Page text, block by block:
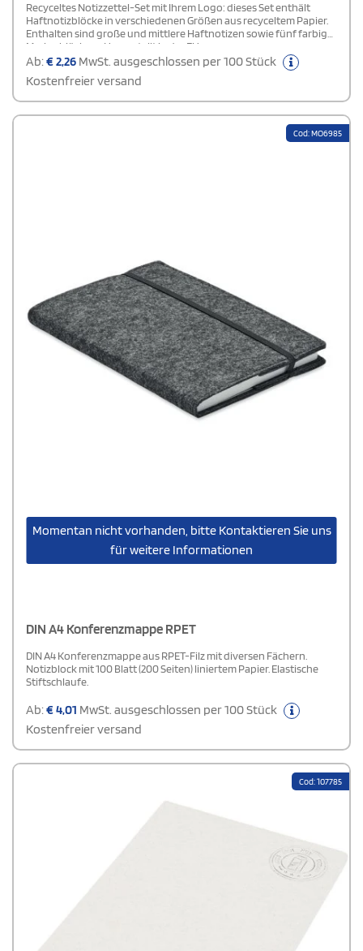
Recyceltes Notizzettel-Set mit Ihrem Logo: dieses Set enthält
Haftnotizblöcke in verschiedenen Größen aus recyceltem Papier.
Enthalten sind große und mittlere Haftnotizen sowie fünf farbige
Markerblöcke.-> Hergestellt in der EU.
Ab:€2,26 MwSt. ausgeschlossen per 100 Stück
Kostenfreier versand
Cod: MO6985
Momentan nicht vorhanden, bitte Kontaktieren Sie uns
für weitere Informationen
DIN A4 Konferenzmappe RPET
DIN A4 Konferenzmappe aus RPET-Filz mit diversen Fächern.
Notizblock mit 100 Blatt (200 Seiten) liniertem Papier. Elastische
Stiftschlaufe.
Ab:€4,01 MwSt. ausgeschlossen per 100 Stück
Kostenfreier versand
Cod: 107785